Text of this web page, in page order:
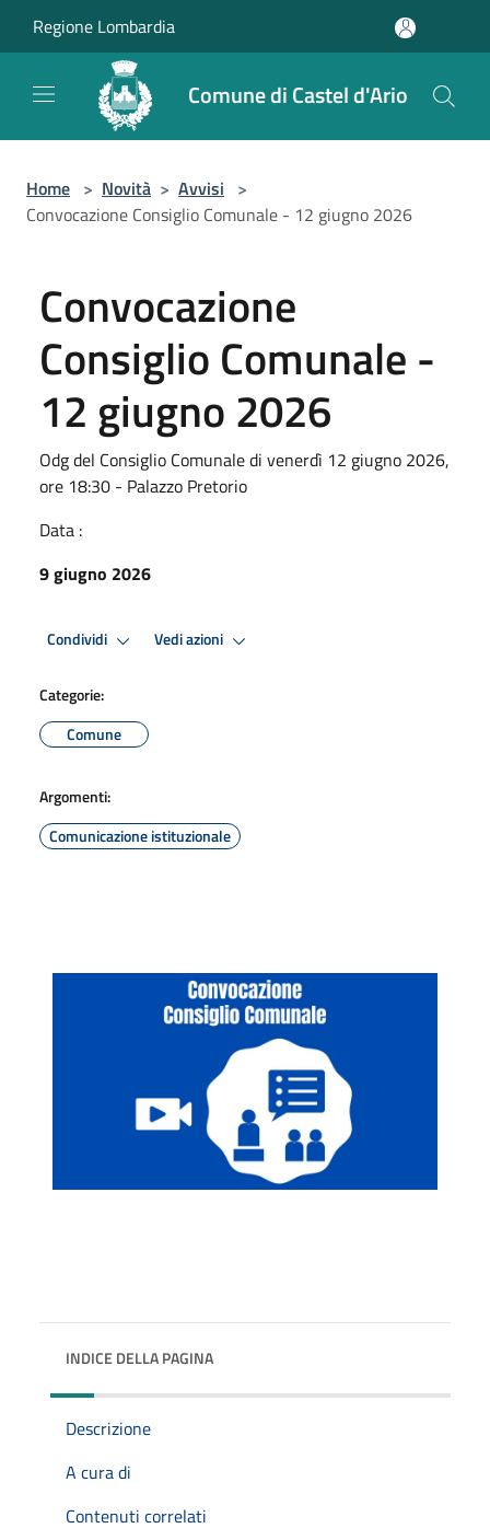
Regione Lombardia
Comune di Castel d'Ario
Home > Novità > Avvisi >
Convocazione Consiglio Comunale - 12 giugno 2026
Convocazione
Consiglio Comunale -
12 giugno 2026
Odg del Consiglio Comunale di venerdì 12 giugno 2026,
ore 18:30 - Palazzo Pretorio
Data :
9 giugno 2026
Condividi Vedi azioni
Categorie:
Comune
Argomenti:
Comunicazione istituzionale
INDICE DELLA PAGINA
Descrizione
A cura di
Contenuti correlati